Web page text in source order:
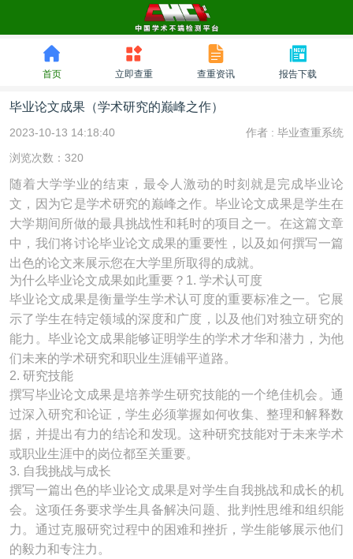
首页 立即查重 查重资讯 报告下载
毕业论文成果（学术研究的巅峰之作）
2023-10-13 14:18:40 作者 : 毕业查重系统
浏览次数：320
随着大学学业的结束，最令人激动的时刻就是完成毕业论
文，因为它是学术研究的巅峰之作。毕业论文成果是学生在
大学期间所做的最具挑战性和耗时的项目之一。在这篇文章
中，我们将讨论毕业论文成果的重要性，以及如何撰写一篇
出色的论文来展示您在大学里所取得的成就。
为什么毕业论文成果如此重要？1. 学术认可度
毕业论文成果是衡量学生学术认可度的重要标准之一。它展
示了学生在特定领域的深度和广度，以及他们对独立研究的
能力。毕业论文成果能够证明学生的学术才华和潜力，为他
们未来的学术研究和职业生涯铺平道路。
2. 研究技能
撰写毕业论文成果是培养学生研究技能的一个绝佳机会。通
过深入研究和论证，学生必须掌握如何收集、整理和解释数
据，并提出有力的结论和发现。这种研究技能对于未来学术
或职业生涯中的岗位都至关重要。
3. 自我挑战与成长
撰写一篇出色的毕业论文成果是对学生自我挑战和成长的机
会。这项任务要求学生具备解决问题、批判性思维和组织能
力。通过克服研究过程中的困难和挫折，学生能够展示他们
的毅力和专注力。